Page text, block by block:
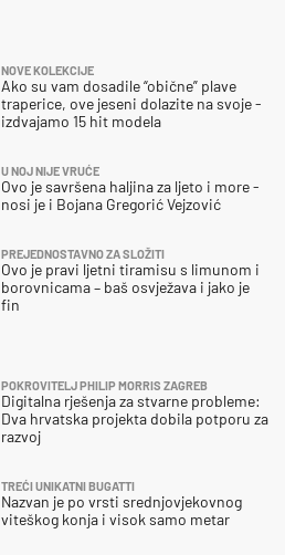
POKROVITELJ PHILIP MORRIS ZAGREB
Digitalna rješenja za stvarne probleme:
Dva hrvatska projekta dobila potporu za
razvoj
TREĆI UNIKATNI BUGATTI
Nazvan je po vrsti srednjovjekovnog
viteškog konja i visok samo metar
NOVE KOLEKCIJE
Ako su vam dosadile “obične” plave
traperice, ove jeseni dolazite na svoje -
izdvajamo 15 hit modela
U NOJ NIJE VRUĆE
Ovo je savršena haljina za ljeto i more -
nosi je i Bojana Gregorić Vejzović
PREJEDNOSTAVNO ZA SLOŽITI
Ovo je pravi ljetni tiramisu s limunom i
borovnicama – baš osvježava i jako je
fin